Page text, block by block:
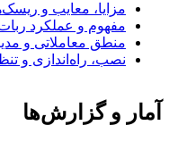
مزایا، معایب و
مفهوم و عملکرد
منطق معاملاتی و
نصب، راه‌اندازی و
آمار و گزارش‌ها